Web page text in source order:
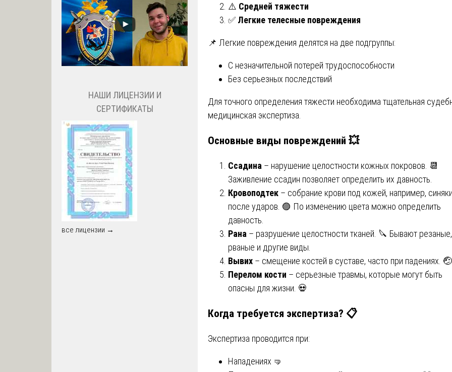
⚠️ Средней тяжести
✅ Легкие телесные повреждения
📌 Легкие повреждения делятся на две подгруппы:
С незначительной потерей трудоспособности
Без серьезных последствий
Для точного определения тяжести необходима тщательная
медицинская экспертиза.
Основные виды повреждений 💥
Ссадина – нарушение целостности кожных покровов. 📆
Заживление ссадин позволяет определить их давность.
Кровоподтек – собрание крови под кожей, например,
после ударов. 🟣 По изменению цвета можно определить
давность.
Рана – разрушение целостности тканей. 🔪 Бывают резаные,
рваные и другие виды.
Вывих – смещение костей в суставе, часто при падениях. 🤕
Перелом кости – серьезные травмы, которые могут быть
опасны для жизни. 💀
Когда требуется экспертиза? 📋
Экспертиза проводится при:
Нападениях 🤜
НАШИ ЛИЦЕНЗИИ И
СЕРТИФИКАТЫ
все лицензии →